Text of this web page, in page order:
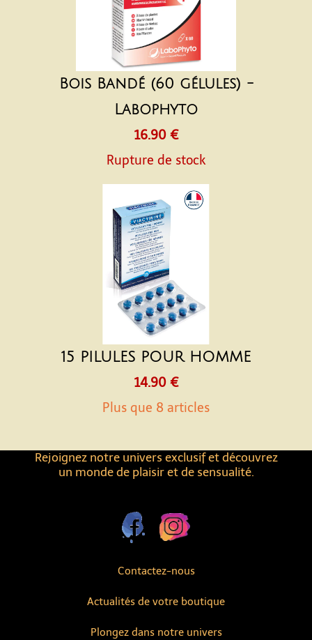
Contactez-nous
Actualités de votre boutique
Rejoignez notre univers exclusif et découvrez
un monde de plaisir et de sensualité.
Plongez dans notre univers
Bois Bandé (60 gélules) -
Labophyto
16.90 €
Rupture de stock
15 PILULES POUR HOMME
14.90 €
Plus que 8 articles